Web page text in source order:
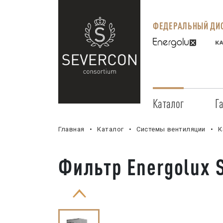
ФЕДЕРАЛЬНЫЙ
Каталог
Главная Каталог Системы вентиляции
Фильтр Energolux